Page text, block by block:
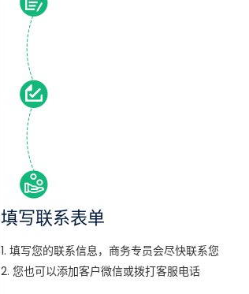
填写联系表单
1. 填写您的联系信息，商务专员会尽快联系您
2. 您也可以添加客户微信或拨打客服电话